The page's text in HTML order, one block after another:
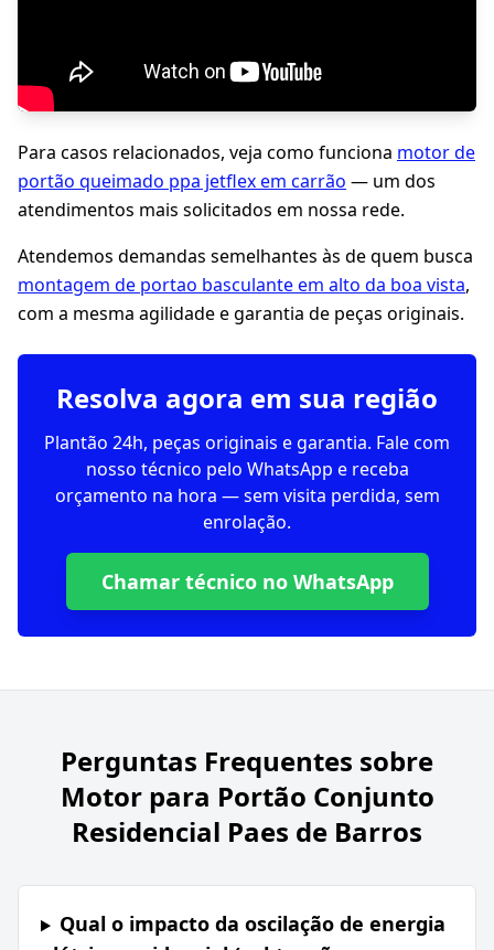
Para casos relacionados, veja como funciona motor de
portão queimado ppa jetflex em carrão — um dos
atendimentos mais solicitados em nossa rede.
Atendemos demandas semelhantes às de quem busca
montagem de portao basculante em alto da boa vista,
com a mesma agilidade e garantia de peças originais.
Resolva agora em sua região
Plantão 24h, peças originais e garantia. Fale com
nosso técnico pelo WhatsApp e receba
orçamento na hora — sem visita perdida, sem
enrolação.
Chamar técnico no WhatsApp
Perguntas Frequentes sobre
Motor para Portão Conjunto
Residencial Paes de Barros
Qual o impacto da oscilação de energia